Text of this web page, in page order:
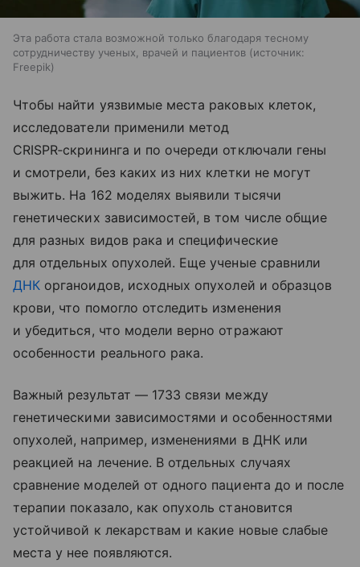
Эта работа стала возможной только благодаря тесному
сотрудничеству ученых, врачей и пациентов
источник:
Freepik
Чтобы найти уязвимые места раковых клеток,
исследователи применили метод
CRISPR‑скрининга и по очереди отключали гены
и смотрели, без каких из них клетки не могут
выжить. На 162 моделях выявили тысячи
генетических зависимостей, в том числе общие
для разных видов рака и специфические
для отдельных опухолей. Еще ученые сравнили
ДНК органоидов, исходных опухолей и образцов
крови, что помогло отследить изменения
и убедиться, что модели верно отражают
особенности реального рака.
Важный результат — 1733 связи между
генетическими зависимостями и особенностями
опухолей, например, изменениями в ДНК или
реакцией на лечение. В отдельных случаях
сравнение моделей от одного пациента до и после
терапии показало, как опухоль становится
устойчивой к лекарствам и какие новые слабые
места у нее появляются.